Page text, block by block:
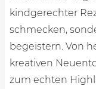
kindgerechter
schmecken,
begeistern. Von
kreativen
zum echten